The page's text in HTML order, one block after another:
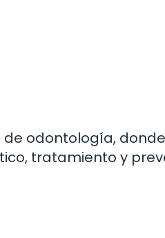
de odontología, donde
tratamiento y